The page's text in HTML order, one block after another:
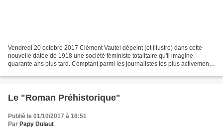
Vendredi 20 octobre 2017 Clément Vautel dépeint (et illustre) dans cette
nouvelle datée de 1918 une société féministe totalitaire qu'il imagine
quarante ans plus tard. Comptant parmi les journalistes les plus activement
Le "Roman Préhistorique"
Publié le 01/10/2017 à 16:51
Par Papy Dulaut